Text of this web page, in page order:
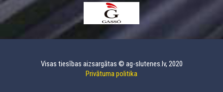
Visas tiesības aizsargātas © ag-slutenes.lv, 2020
Privātuma politika